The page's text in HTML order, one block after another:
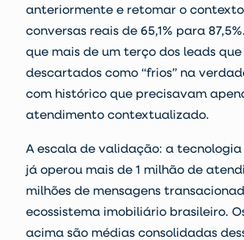
anteriormente e retomar o
conversas reais de 65,1% para
que mais de um terço dos leads
descartados como “frios” na
com histórico que precisavam
atendimento contextualizado.
A escala de validação: a
já operou mais de 1 milhão de
milhões de mensagens
ecossistema imobiliário brasileiro.
acima são médias consolidadas